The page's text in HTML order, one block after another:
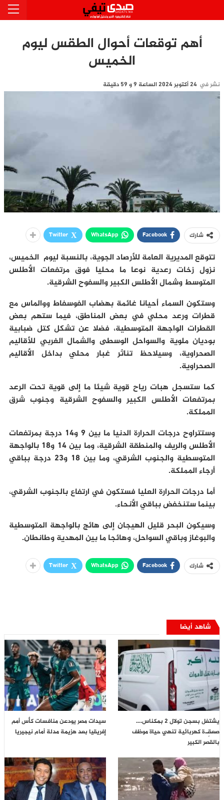
أهم توقعات أحوال الطقس ليوم
الخميس
نشر في 24 أكتوبر 2024 الساعة 9 و 59 دقيقة
شارك Facebook
WhatsApp
Twitter
تتوقع المديرية العامة للأرصاد الجوية، بالنسبة ليوم الخميس،
نزول زخات رعدية نوعا ما محليا فوق مرتفعات الأطلس
المتوسط وشمال الأطلس الكبير والسفوح الشرقية.
وستكون السماء أحيانا غائمة بهضاب الفوسفاط ووالماس مع
قطرات ورعد محلي في بعض المناطق، فيما ستهم بعض
القطرات الواجهة المتوسطية، فضلا عن تشكل كتل ضبابية
بوديان ملوية والسواحل الوسطى والشمال الغربي للأقاليم
الصحراوية، وسيلاحظ تناثر غبار محلي بداخل الأقاليم
الصحراوية.
كما ستسجل هبات رياح قوية شيئا ما إلى قوية تحت الرعد
بمرتفعات الأطلس الكبير والسفوح الشرقية وجنوب شرق
المملكة.
وستتراوح درجات الحرارة الدنيا ما بين 9 و14 درجة بمرتفعات
الأطلس والريف والمنطقة الشرقية، وما بين 14 و18 بالواجهة
المتوسطية والجنوب الشرقي، وما بين 18 و23 درجة بباقي
أرجاء المملكة.
أما درجات الحرارة العليا فستكون في ارتفاع بالجنوب الشرقي،
بينما ستنخفض بباقي الأنحاء.
وسيكون البحر قليل الهيجان إلى هائج بالواجهة المتوسطية
والبوغاز وباقي السواحل، وهائجا ما بين المهدية وطانطان.
شارك Facebook
WhatsApp
Twitter
شاهد أيضا
يشتغل بسجن تولال 2 بمكناس….
صعقِـ.ة كهربائية تنهي حياة موظف
بالقصر الكبير
سيدات مصر يودعن منافسات كأس أمم
إفريقيا بعد هزيمة مدلة أمام نيجيريا